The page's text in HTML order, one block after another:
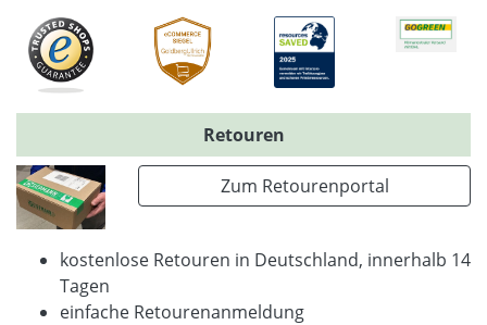
Retouren
Zum Retourenportal
kostenlose Retouren in Deutschland, innerhalb 14
Tagen
einfache Retourenanmeldung